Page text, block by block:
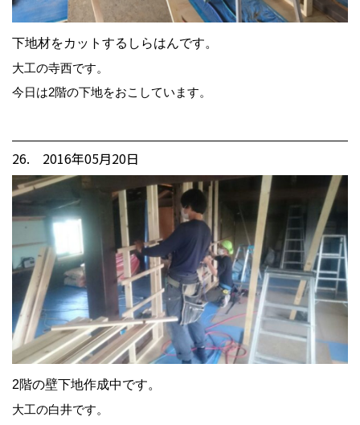
下地材をカットするしらはんです。
大工の寺西です。
今日は2階の下地をおこしています。
26. 2016年05月20日
2階の壁下地作成中です。
大工の白井です。